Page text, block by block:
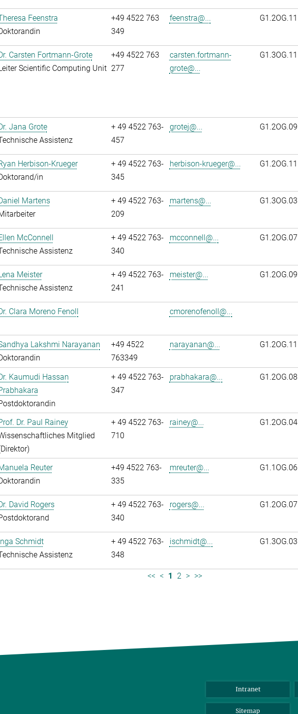
Feenstra
+49 4522 763
349
feenstra@... G1.2OG.11
Carsten Fortmann-Grote
Scientific Computing Unit
+49 4522 763
277
carsten.fortmann-
grote@...
G1.3OG.11
Jana Grote
Assistenz
+ 49 4522 763-
457
grotej@... G1.2OG.09
Herbison-Krueger
in
+ 49 4522 763-
345
herbison-krueger@... G1.2OG.11
Martens
+ 49 4522 763-
209
martens@... G1.3OG.03
McConnell
Assistenz
+ 49 4522 763-
340
mcconnell@... G1.2OG.07
Meister
Assistenz
+ 49 4522 763-
241
meister@... G1.2OG.09
Clara Moreno Fenoll cmorenofenoll@...
Lakshmi Narayanan
+49 4522
763349
narayanan@... G1.2OG.11
Kaumudi Hassan
+ 49 4522 763-
347
prabhakara@... G1.2OG.08
Dr. Paul Rainey
Mitglied
+ 49 4522 763-
710
rainey@... G1.2OG.04
Reuter
+49 4522 763-
335
mreuter@... G1.1OG.06
David Rogers
+ 49 4522 763-
340
rogers@... G1.2OG.07
Inga Schmidt
Assistenz
+ 49 4522 763-
348
ischmidt@... G1.3OG.03
<< < 1 2 > >>
Intranet
Sitemap